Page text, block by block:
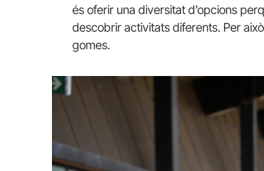
és oferir una diversitat d’opcions
descobrir activitats diferents. Per
gomes.